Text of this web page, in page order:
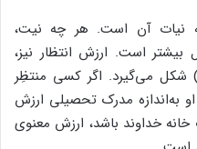
نیات آن است. هر چه نیت،
است. ارزش انتظار نیز،
شکل می‌گیرد. اگر کسی منتظِر
به‌اندازه مدرک تحصیلی ارزش
خداوند باشد، ارزش معنوی